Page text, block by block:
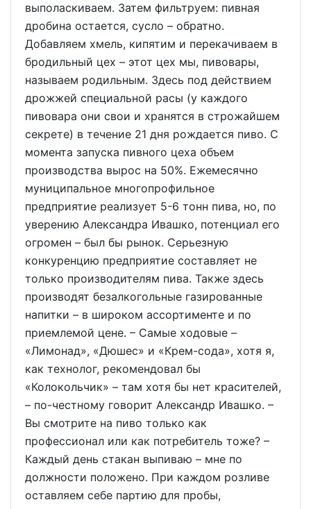
выполаскиваем. Затем фильтруем: пивная
дробина остается, сусло – обратно.
Добавляем хмель, кипятим и перекачиваем в
бродильный цех – этот цех мы, пивовары,
называем родильным. Здесь под действием
дрожжей специальной расы (у каждого
пивовара они свои и хранятся в строжайшем
секрете) в течение 21 дня рождается пиво. С
момента запуска пивного цеха объем
производства вырос на 50%. Ежемесячно
муниципальное многопрофильное
предприятие реализует 5-6 тонн пива, но, по
уверению Александра Ивашко, потенциал его
огромен – был бы рынок. Серьезную
конкуренцию предприятие составляет не
только производителям пива. Также здесь
производят безалкогольные газированные
напитки – в широком ассортименте и по
приемлемой цене. – Самые ходовые –
«Лимонад», «Дюшес» и «Крем-сода», хотя я,
как технолог, рекомендовал бы
«Колокольчик» – там хотя бы нет красителей,
– по-честному говорит Александр Ивашко. –
Вы смотрите на пиво только как
профессионал или как потребитель тоже? –
Каждый день стакан выпиваю – мне по
должности положено. При каждом розливе
оставляем себе партию для пробы,